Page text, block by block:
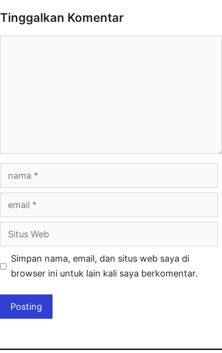
Tinggalkan Komentar
Simpan nama, email, dan situs web saya di
browser ini untuk lain kali saya berkomentar.